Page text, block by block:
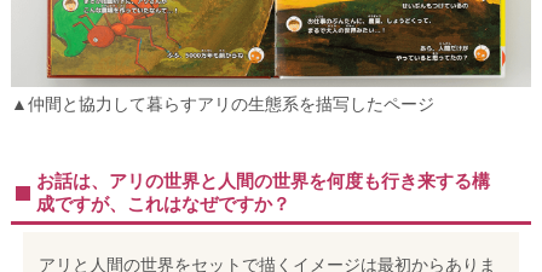
▲仲間と協力して暮らすアリの生態系を描写したページ
お話は、アリの世界と人間の世界を何度も行き来する構
成ですが、これはなぜですか？
アリと人間の世界をセットで描くイメージは最初からありま